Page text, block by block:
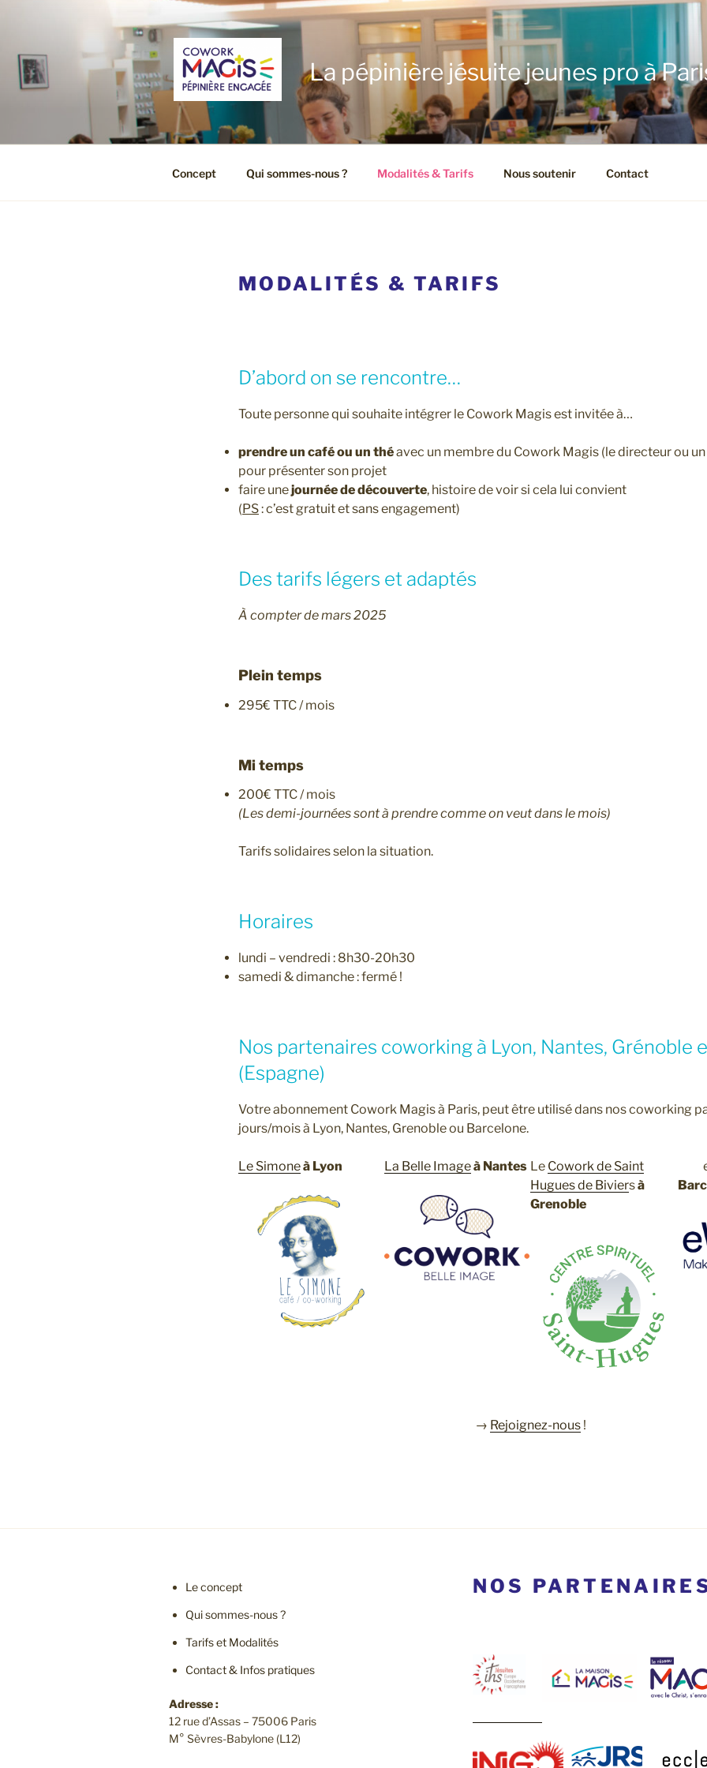
principal
La pépinière jésuite jeunes pro à
Concept Qui sommes-nous ? Modalités & Tarifs Nous soutenir Contact
MODALITÉS & TARIFS
D’abord on se rencontre…
Toute personne qui souhaite intégrer le Cowork Magis est invitée à…
prendre un café ou un théavec un membre du Cowork Magis (le directeur ou
pour présenter son projet
faire unejournée de découverte, histoire de voir si cela lui convient
(PS: c’est gratuit et sans engagement)
Des tarifs légers et adaptés
À compter de mars 2025
Plein temps
295€ TTC / mois
Mi temps
200€ TTC / mois
(Les demi-journées sont à prendre comme on veut dans le mois)
Tarifs solidaires selon la situation.
Horaires
lundi – vendredi : 8h30-20h30
samedi & dimanche : fermé !
Nos partenaires coworking à Lyon, Nantes, Grénoble
(Espagne)
Votre abonnement Cowork Magis à Paris, peut être utilisé dans nos coworking
jours/mois à Lyon, Nantes, Grenoble ou Barcelone.
Le Simoneà Lyon La Belle Imageà Nantes Le Cowork de Saint
Hugues de Biviersà
Grenoble
→ Rejoignez-nous!
Le concept
Qui sommes-nous ?
Tarifs et Modalités
Contact & Infos pratiques
Adresse :
12 rue d’Assas – 75006 Paris
M° Sèvres-Babylone (L12)
NOS